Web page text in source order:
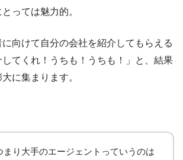
っては魅力的。
向けて自分の会社を紹介してもらえる
してくれ！うちも！うちも！」と、結果
に集まります。
まり 大手のエージェントっていうのは